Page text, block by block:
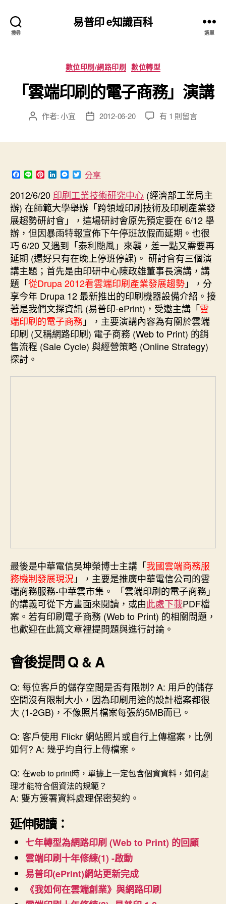
搜尋
易普印 e知識百科
選單
分
類
數位印刷/網路印刷 數位轉型
「雲端印刷的電子商務」演講
文 作者:小宜
文
期
2012-06-20
在
子
商
務」
演
講〉
中
有 1 則留言
F
a
c
e
b
o
o
k
L
n
e
P
n
t
e
r
e
s
t
L
n
k
e
d
I
n
M
e
s
s
e
n
e
r
T
w
i
t
t
e
r
分享
2012/6/20 印刷工業技術研究中心 (經濟部工業局主
辦) 在師範大學舉辦「跨領域印刷技術及印刷產業發
展趨勢研討會」，這場研討會原先預定要在 6/12 舉
辦，但因暴雨特報宣佈下午停班放假而延期。也很
巧 6/20 又遇到「泰利颱風」來襲，差一點又需要再
延期 (還好只有在晚上停班停課)。 研討會有三個演
講主題；首先是由印研中心陳政雄董事長演講，講
題「從Drupa 2012看雲端印刷產業發展趨勢」，分
享今年 Drupa 12 最新推出的印刷機器設備介紹。接
著是我們文探資訊 (易普印-ePrint)，受邀主講「雲
端印刷的電子商務」，主要演講內容為有關於雲端
印刷 (又稱網路印刷) 電子商務 (Web to Print) 的銷
售流程 (Sale Cycle) 與經營策略 (Online Strategy)
探討。
最後是中華電信吳坤榮博士主講「我國雲端商務服
務機制發展現況」，主要是推廣中華電信公司的雲
端商務服務-中華雲市集。 「雲端印刷的電子商務」
的講義可從下方畫面來閱讀，或由此處下載PDF檔
案。若有印刷電子商務 (Web to Print) 的相關問題，
也歡迎在此篇文章裡提問題與進行討論。
會後提問 Q & A
Q: 每位客戶的儲存空間是否有限制? A: 用戶的儲存
空間沒有限制大小，因為印刷用途的設計檔案都很
大 (1-2GB)，不像照片檔案每張約5MB而已。
Q: 客戶使用 Flickr 網站照片或自行上傳檔案，比例
如何? A: 幾乎均自行上傳檔案。
Q: 在web to print時，單據上一定包含個資資料， 如何處
理才能符合個資法的規範？
A: 雙方簽署資料處理保密契約。
延伸閱讀：
七年轉型為網路印刷 (Web to Print) 的回顧
雲端印刷十年修練(1) -啟動
易普印(ePrint)網站更新完成
《我如何在雲端創業》與網路印刷